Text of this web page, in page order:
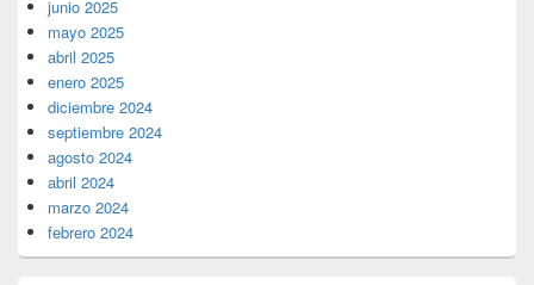
junio 2025
mayo 2025
abril 2025
enero 2025
diciembre 2024
septiembre 2024
agosto 2024
abril 2024
marzo 2024
febrero 2024